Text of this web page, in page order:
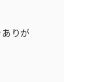
りが